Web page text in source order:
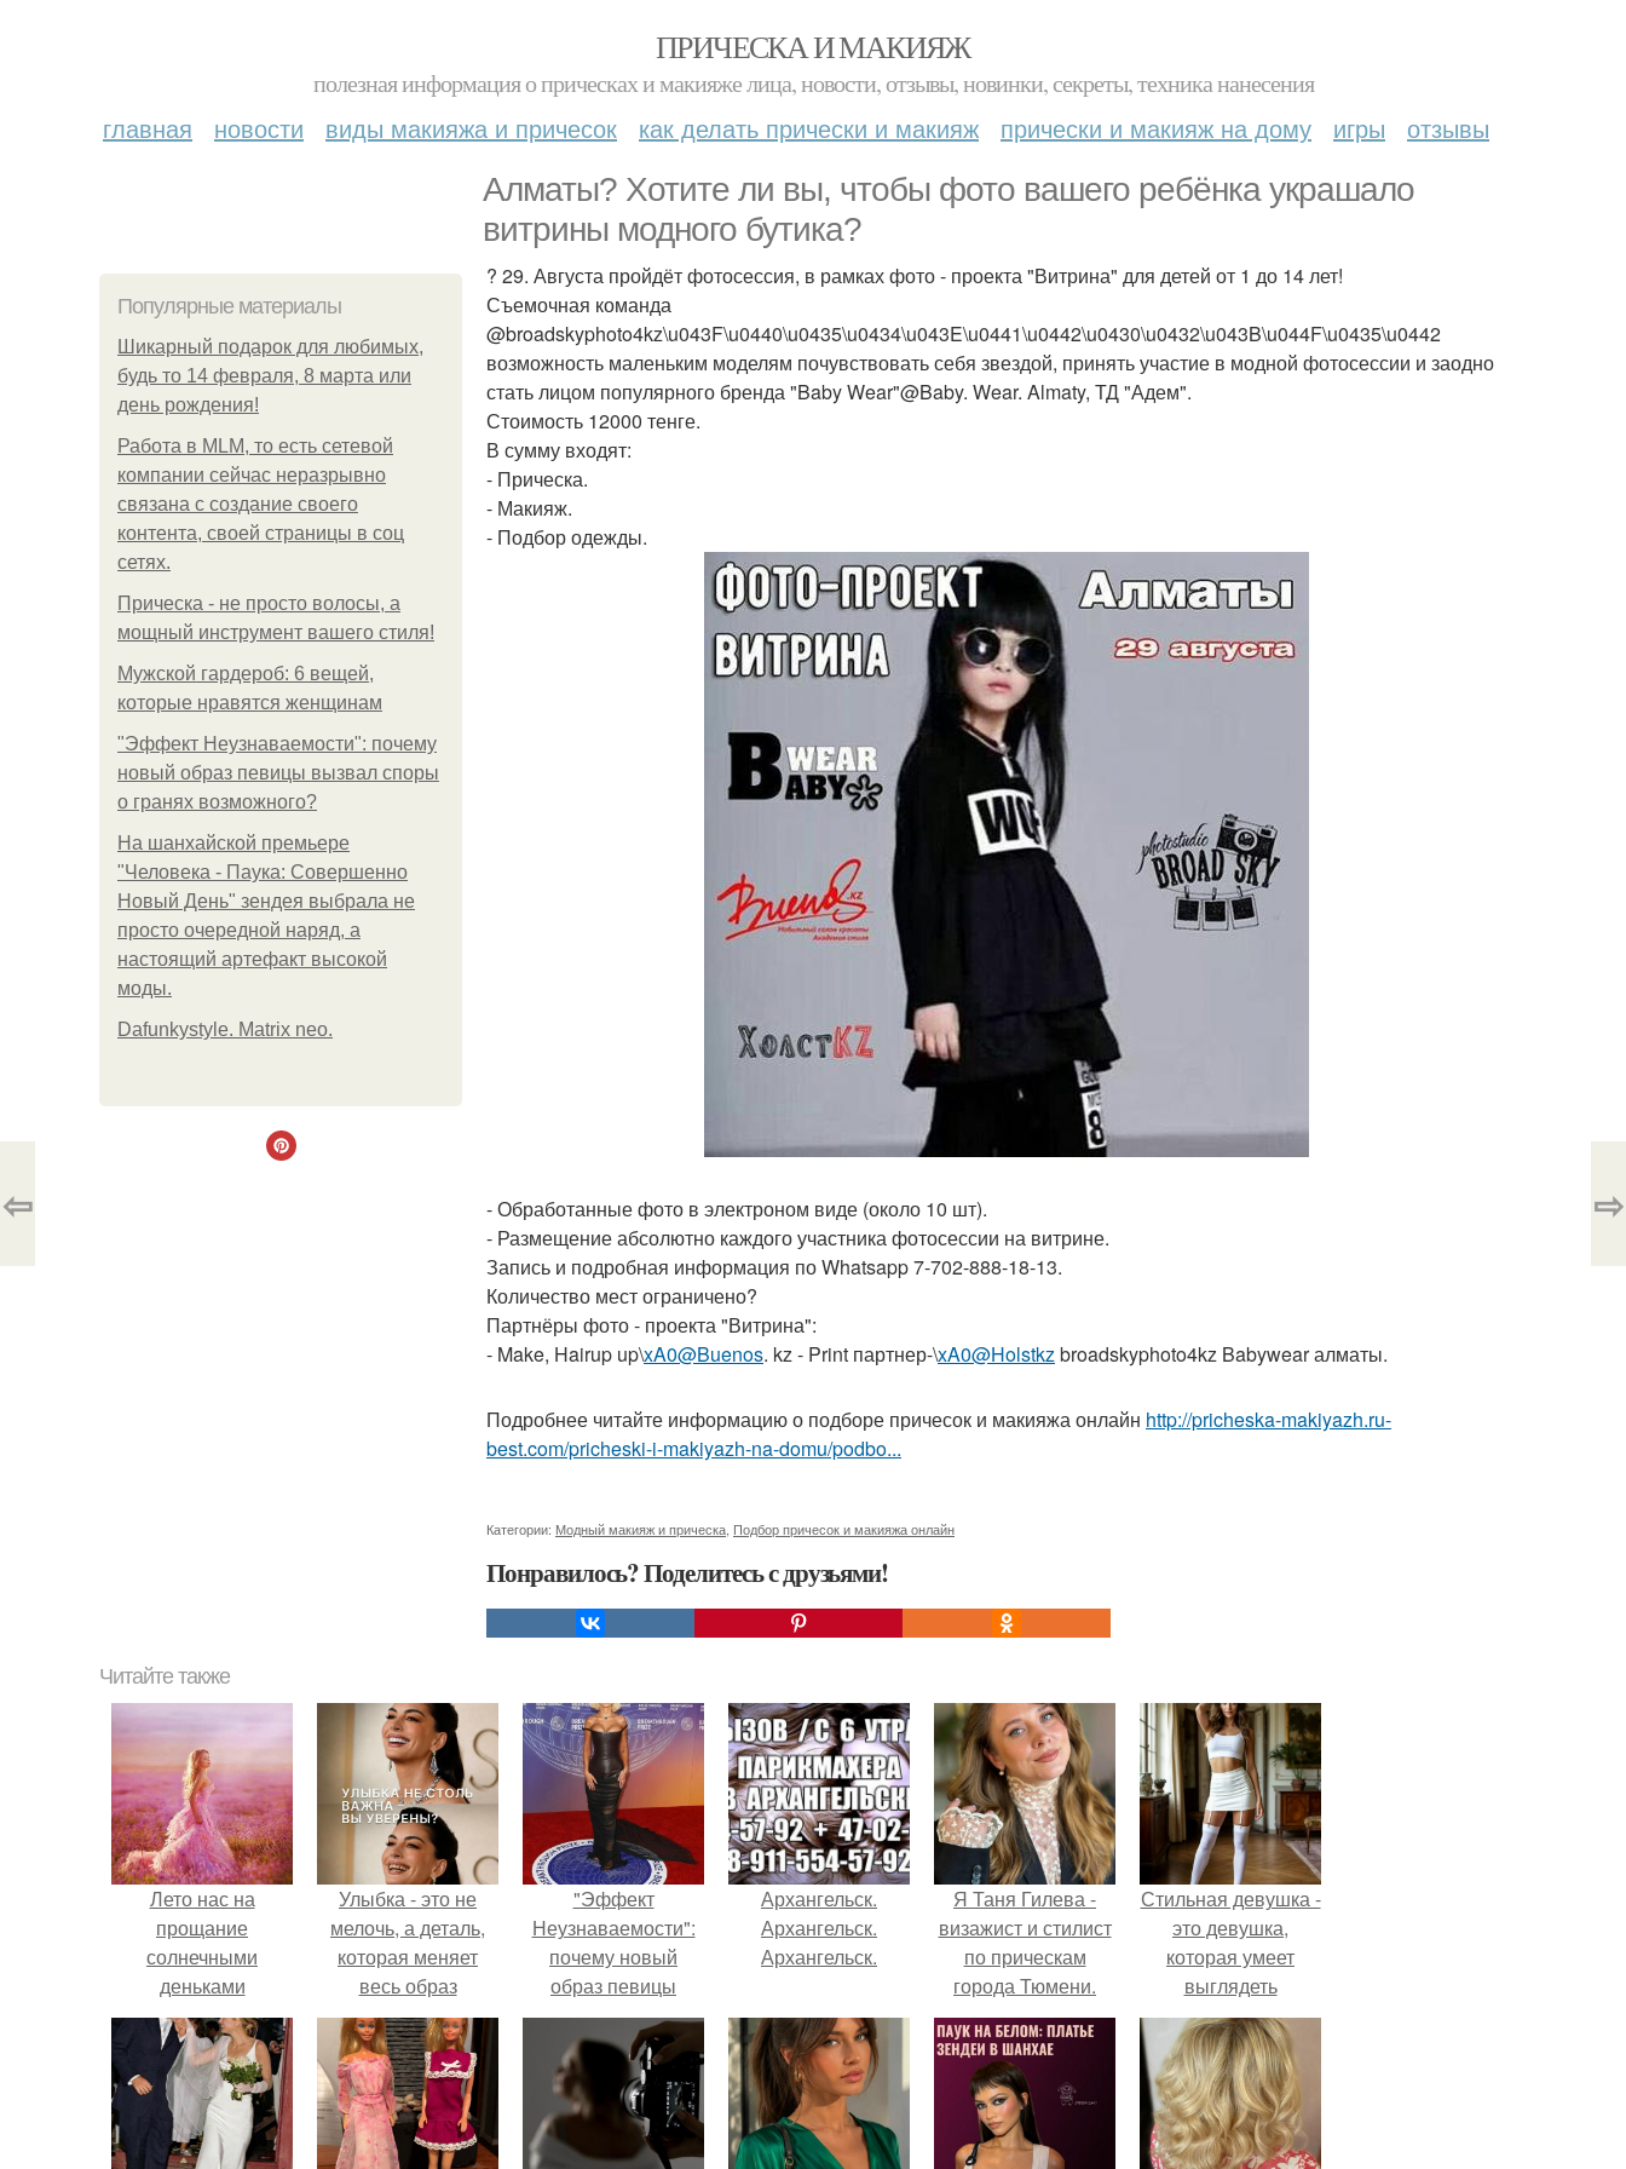
ПРИЧЕСКА И МАКИЯЖ
полезная информация о прическах и макияже лица, новости, отзывы, новинки, секреты, техника нанесения
главная новости виды макияжа и причесок как делать прически и макияж прически и макияж на дому игры отзывы
Алматы? Хотите ли вы, чтобы фото вашего ребёнка украшало
витрины модного бутика?
Популярные материалы
Шикарный подарок для любимых,
будь то 14 февраля, 8 марта или
день рождения!
Работа в MLM, то есть сетевой
компании сейчас неразрывно
связана с создание своего
контента, своей страницы в соц
сетях.
Прическа - не просто волосы, а
мощный инструмент вашего стиля!
Мужской гардероб: 6 вещей,
которые нравятся женщинам
"Эффект Неузнаваемости": почему
новый образ певицы вызвал споры
о гранях возможного?
На шанхайской премьере
"Человека - Паука: Совершенно
Новый День" зендея выбрала не
просто очередной наряд, а
настоящий артефакт высокой
моды.
Dafunkystyle. Matrix neo.
? 29. Августа пройдёт фотосессия, в рамках фото - проекта "Витрина" для детей от 1 до 14 лет!
Съемочная команда
@broadskyphoto4kz\u043F\u0440\u0435\u0434\u043E\u0441\u0442\u0430\u0432\u043B\u044F\u0435\u0442
возможность маленьким моделям почувствовать себя звездой, принять участие в модной фотосессии и заодно
стать лицом популярного бренда "Baby Wear"@Baby. Wear. Almaty, ТД "Адем".
Стоимость 12000 тенге.
В сумму входят:
- Прическа.
- Макияж.
- Подбор одежды.
- Обработанные фото в электроном виде (около 10 шт).
- Размещение абсолютно каждого участника фотосессии на витрине.
Запись и подробная информация по Whatsapp 7-702-888-18-13.
Количество мест ограничено?
Партнёры фото - проекта "Витрина":
- Make, Hairup up\xA0@Buenos. kz - Print партнер-\xA0@Holstkzbroadskyphoto4kz Babywear алматы.
Подробнее читайте информацию о подборе причесок и макияжа онлайн http://pricheska-makiyazh.ru-
best.com/pricheski-i-makiyazh-na-domu/podbo...
Категории: Модный макияж и прическа Подбор причесок и макияжа онлайн
Понравилось? Поделитесь с друзьями!
⇦ ⇨
Читайте также
Лето нас на
прощание
солнечными
деньками
порадовало?
Улыбка - это не
мелочь, а деталь,
которая меняет
весь образ
человека.
"Эффект
Неузнаваемости":
почему новый
образ певицы
вызвал споры о
гранях
возможного?
Архангельск.
Архангельск.
Архангельск.
Я Таня Гилева -
визажист и стилист
по прическам
города Тюмени.
Стильная девушка -
это девушка,
которая умеет
выглядеть
привлекательно и
элегантно в любои
ситуации.